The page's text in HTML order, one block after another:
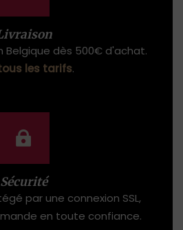
Belgique dès 500€ d'achat.
les tarifs.
Sécurité
par une connexion SSL,
en toute confiance.